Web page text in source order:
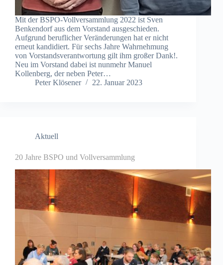
Mit der BSPO-Vollversammlung 2022 ist Sven
Benkendorf aus dem Vorstand ausgeschieden.
Aufgrund beruflicher Veränderungen hat er nicht
erneut kandidiert. Für sechs Jahre Wahrnehmung
von Vorstandsverantwortung gilt ihm großer Dank!.
Neu im Vorstand dabei ist nunmehr Manuel
Kollenberg, der neben Peter…
Peter Klösener
22. Januar 2023
Aktuell
20 Jahre BSPO und Vollversammlung